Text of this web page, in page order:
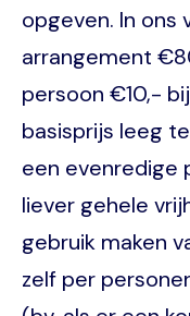
opgeven. In ons
arrangement
persoon €10,-
basisprijs leeg
een evenredige
liever gehele
gebruik maken
zelf per